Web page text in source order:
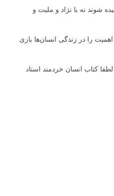
شوند نه با نژاد و ملیت و
را در زندگی انسان‌ها بازی
لطفا کتاب انسان خردمند استاد